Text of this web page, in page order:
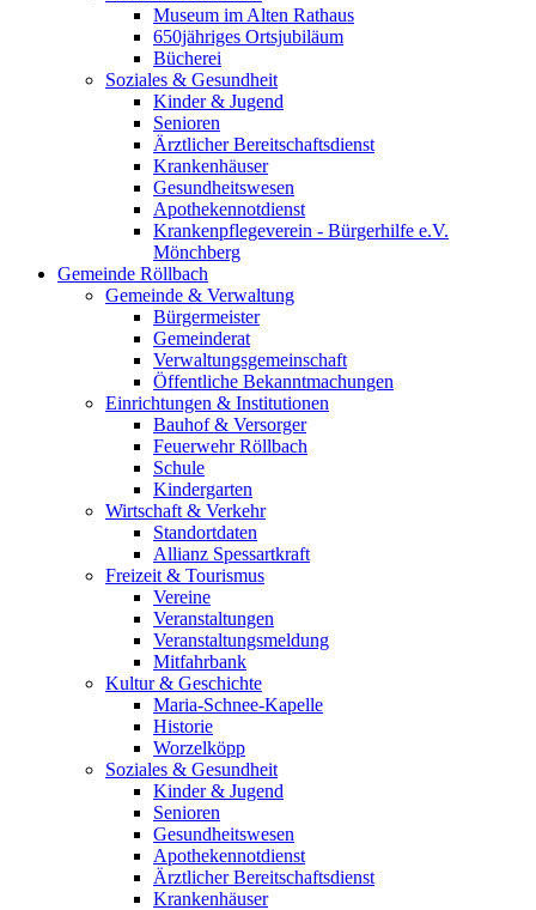
Museum im Alten Rathaus
650jähriges Ortsjubiläum
Bücherei
Soziales & Gesundheit
Kinder & Jugend
Senioren
Ärztlicher Bereitschaftsdienst
Krankenhäuser
Gesundheitswesen
Apothekennotdienst
Krankenpflegeverein - Bürgerhilfe e.V.
Mönchberg
Gemeinde Röllbach
Gemeinde & Verwaltung
Bürgermeister
Gemeinderat
Verwaltungsgemeinschaft
Öffentliche Bekanntmachungen
Einrichtungen & Institutionen
Bauhof & Versorger
Feuerwehr Röllbach
Schule
Kindergarten
Wirtschaft & Verkehr
Standortdaten
Allianz Spessartkraft
Freizeit & Tourismus
Vereine
Veranstaltungen
Veranstaltungsmeldung
Mitfahrbank
Kultur & Geschichte
Maria-Schnee-Kapelle
Historie
Worzelköpp
Soziales & Gesundheit
Kinder & Jugend
Senioren
Gesundheitswesen
Apothekennotdienst
Ärztlicher Bereitschaftsdienst
Krankenhäuser